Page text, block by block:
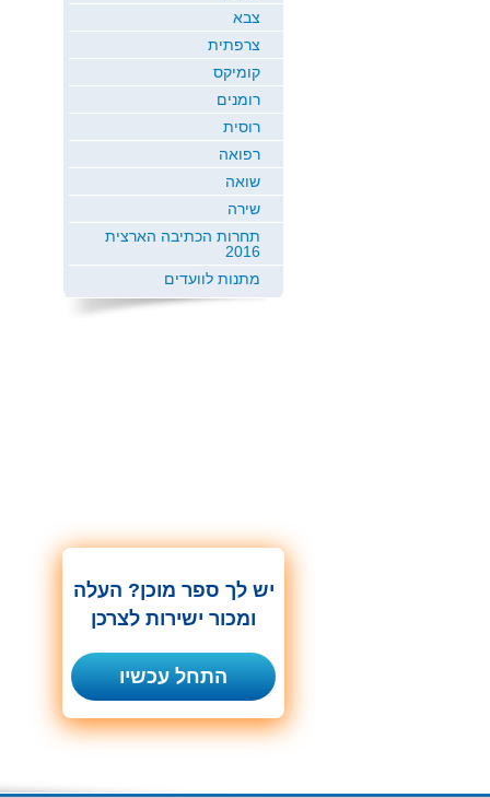
צבא
צרפתית
קומיקס
רומנים
רוסית
רפואה
שואה
שירה
תחרות הכתיבה הארצית
2016
מתנות לוועדים
יש לך ספר מוכן? העלה
ומכור ישירות לצרכן
התחל עכשיו